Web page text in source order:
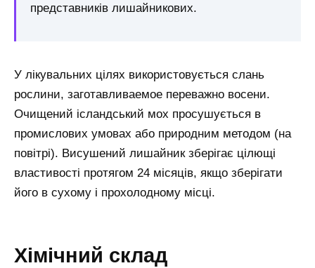
представників лишайникових.
У лікувальних цілях використовується слань
рослини, заготавливаемое переважно восени.
Очищений ісландський мох просушується в
промислових умовах або природним методом (на
повітрі). Висушений лишайник зберігає цілющі
властивості протягом 24 місяців, якщо зберігати
його в сухому і прохолодному місці.
Хімічний склад